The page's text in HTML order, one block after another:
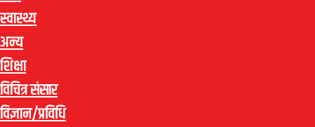
स्वास्थ्य
अन्य
शिक्षा
विचित्र संसार
विज्ञान/प्रविधि